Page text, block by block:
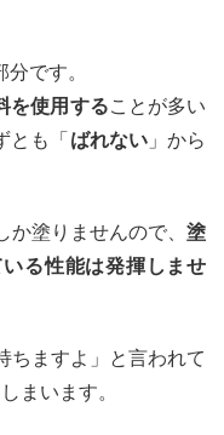
分です。
を使用することが多い
とも「 ばれない」から
塗りませんので、 塗
る性能は発揮しませ
ちますよ」と言われて
まいます。